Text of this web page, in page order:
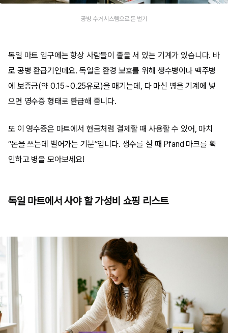
공병 수거 시스템으로 돈 벌기
독일 마트 입구에는 항상 사람들이 줄을 서 있는 기계가 있습니다. 바
로 공병 환급기인데요. 독일은 환경 보호를 위해 생수병이나 맥주병
에 보증금(약 0.15~0.25유로)을 매기는데, 다 마신 병을 기계에 넣
으면 영수증 형태로 환급해 줍니다.
또 이 영수증은 마트에서 현금처럼 결제할 때 사용할 수 있어, 마치
“돈을 쓰는데 벌어가는 기분”입니다. 생수를 살 때 Pfand 마크를 확
인하고 병을 모아보세요!
독일 마트에서 사야 할 가성비 쇼핑 리스트